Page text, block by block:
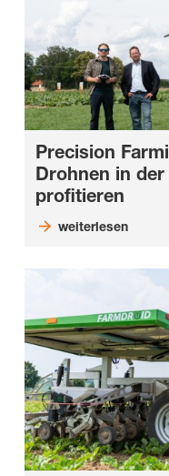
Precision
Drohnen in
profitieren
weiterlesen